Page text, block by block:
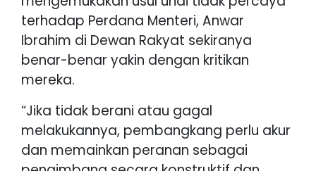
terhadap Perdana Menteri, Anwar
Ibrahim di Dewan Rakyat sekiranya
benar-benar yakin dengan kritikan
mereka.
“Jika tidak berani atau gagal
melakukannya, pembangkang perlu akur
dan memainkan peranan sebagai